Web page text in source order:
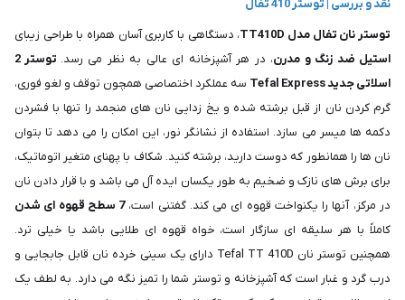
نقد و بررسی | توستر 410 تفال
توستر نان تفال مدل TT410D
، دستگاهی با کاربری آسان همراه با طراحی زیبای
استیل ضد زنگ و مدرن، در هر آشپزخانه ای عالی به نظر می رسد.
توستر 2
اسلاتی جدید Tefal Express
سه عملکرد اختصاصی همچون توقف و لغو فوری،
گرم کردن نان از قبل برشته شده و یخ زدایی نان های منجمد را تنها با فشردن
دکمه ها میسر می سازد. استفاده از نشانگر نور، این امکان را می دهد تا بتوان
نان ها را همانطور که دوست دارید، برشته کنید. شکاف با پهنای متغیر اتوماتیک،
برای برش های نازک و ضخیم به طور یکسان ایده آل می باشد و با قرار دادن نان
در مرکز، آنها را یکنواخت قهوه ای می کند. گفتنی است،7 سطح قهوه ای شدن
کاملاً با هر سلیقه ای سازگار است، خواه قهوه ای طلایی باشد یا خیلی ترد.
همچنین توستر نان Tefal TT 410D دارای یک سینی خرده نان قابل جابجایی و
درب گرد و غبار است که آشپزخانه و توستر شما را تمیز نگه می دارد. به لطف یک